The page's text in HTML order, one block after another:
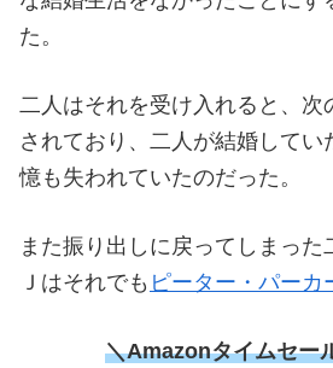
た。
二人はそれを受け入れると、次
されており、二人が結婚してい
憶も失われていたのだった。
また振り出しに戻ってしまった
Ｊはそれでも ピーター・パーカ
＼Amazonタイムセー